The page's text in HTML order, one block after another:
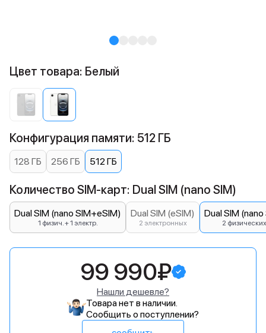
Цвет товара: Белый
Конфигурация памяти: 512 ГБ
128 ГБ 256 ГБ 512 ГБ
Количество SIM-карт: Dual SIM (nano SIM)
Dual SIM (nano SIM+eSIM)
1 физич. + 1 электр.
Dual SIM (eSIM)
2 электронных
Dual SIM
2 физических
99 990₽
Нашли дешевле?
Товара нет в наличии.
Сообщить о поступлении?